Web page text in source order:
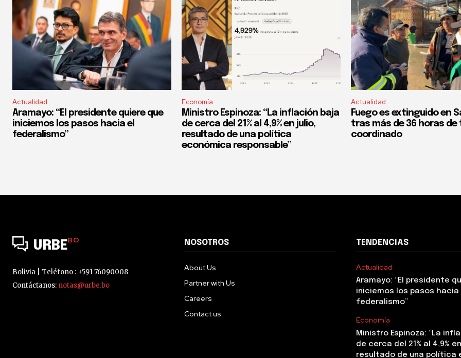
Actualidad
Aramayo: “El presidente quiere que
iniciemos los pasos hacia el
federalismo”
Economía
Ministro Espinoza: “La inflación baja
de cerca del 21% al 4,9% en julio,
resultado de una política
económica responsable”
Actualidad
Fuego es extinguido en
tras más de 36 horas de
coordinado
URBEBO
Bolivia | Teléfono : +591 76090008
Contáctanos: notas@urbe.bo
NOSOTROS
About Us
Partner with Us
Careers
Contact us
TENDENCIAS
Actualidad
Aramayo: “El presidente
iniciemos los pasos hacia
federalismo”
Economía
Ministro Espinoza: “La
de cerca del 21% al 4,9%
resultado de una política